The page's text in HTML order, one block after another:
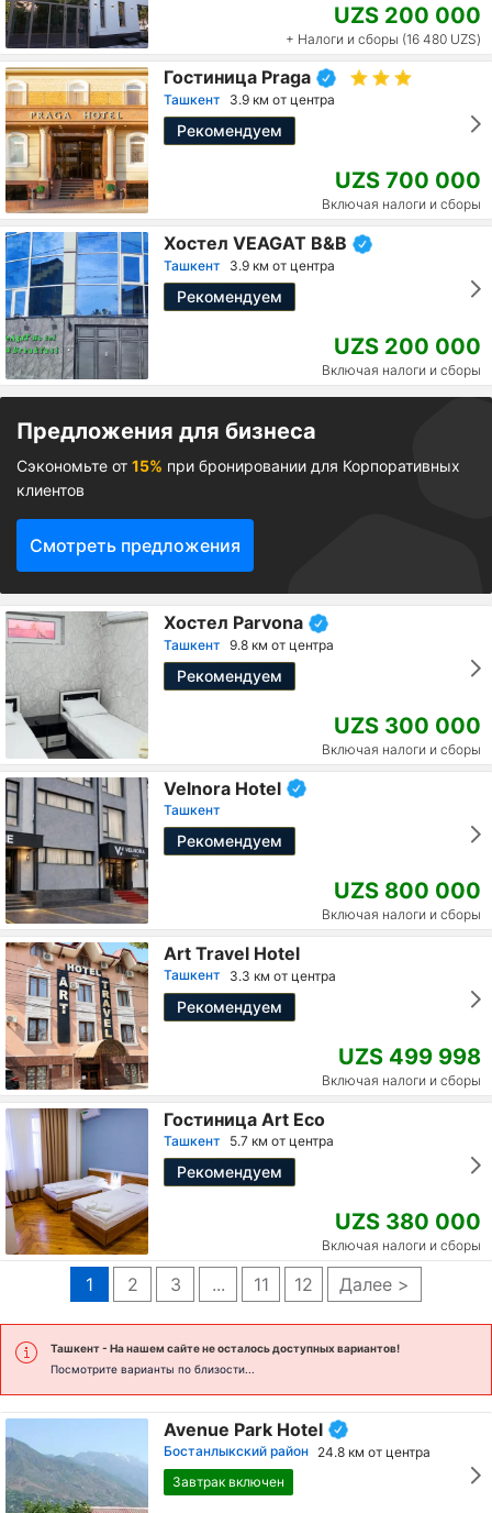
UZS 200 000
+ Налоги и сборы (16 480 UZS)
Гостиница Praga
Ташкент 3.9 км от центра
Рекомендуем
UZS 700 000
Включая налоги и сборы
Хостел VEAGAT B&B
Ташкент 3.9 км от центра
Рекомендуем
UZS 200 000
Включая налоги и сборы
Предложения для бизнеса
Сэкономьте от 15% при бронировании для Корпоративных
клиентов
Смотреть предложения
Хостел Parvona
Ташкент 9.8 км от центра
Рекомендуем
UZS 300 000
Включая налоги и сборы
Velnora Hotel
Ташкент
Рекомендуем
UZS 800 000
Включая налоги и сборы
Art Travel Hotel
Ташкент 3.3 км от центра
Рекомендуем
UZS 499 998
Включая налоги и сборы
Гостиница Art Eco
Ташкент 5.7 км от центра
Рекомендуем
UZS 380 000
Включая налоги и сборы
1 2 3 ... 11 12 Далее >
Ташкент- На нашем сайте не осталось доступных вариантов!
Посмотрите варианты по близости...
Avenue Park Hotel
Бостанлыкский район 24.8 км от центра
Завтрак включен